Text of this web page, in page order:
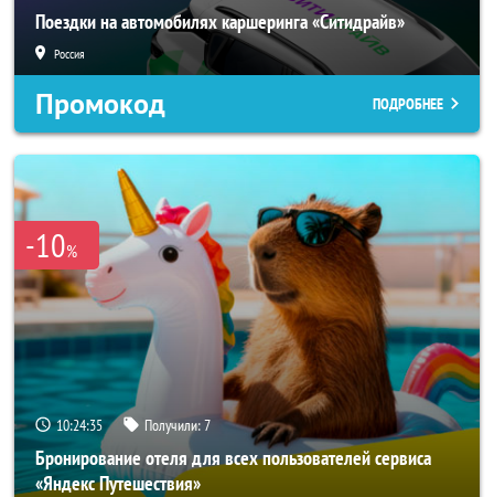
Поездки на автомобилях каршеринга «Ситидрайв»
Россия
Промокод ПОДРОБНЕЕ
-10%
10:24:34 Получили:7
Бронирование отеля для всех пользователей сервиса
«Яндекс Путешествия»